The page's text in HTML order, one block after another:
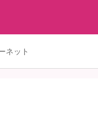
ネット